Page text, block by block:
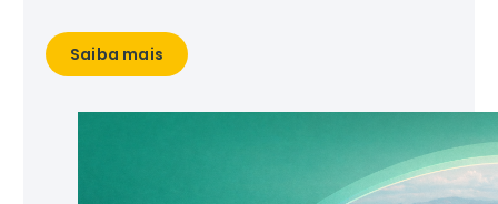
Saiba mais